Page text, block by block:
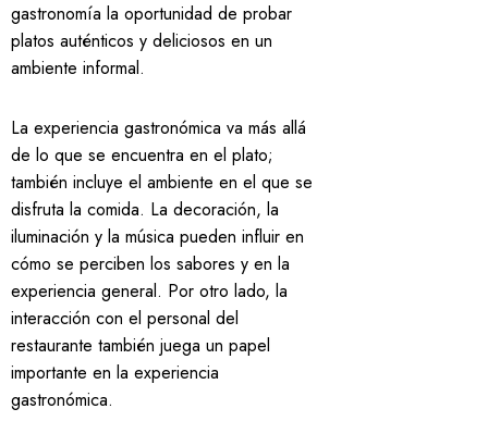
gastronomía la oportunidad de probar
platos auténticos y deliciosos en un
ambiente informal.
La experiencia gastronómica va más allá
de lo que se encuentra en el plato;
también incluye el ambiente en el que se
disfruta la comida. La decoración, la
iluminación y la música pueden influir en
cómo se perciben los sabores y en la
experiencia general. Por otro lado, la
interacción con el personal del
restaurante también juega un papel
importante en la experiencia
gastronómica.